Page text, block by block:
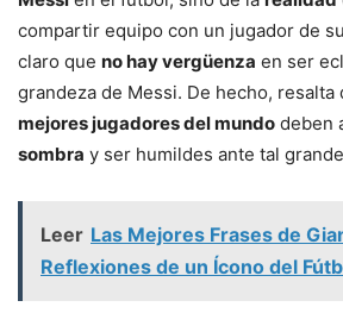
compartir equipo con un jugador de
claro que no hay vergüenza en ser
grandeza de Messi. De hecho, resalta
mejores jugadores del mundo deben
sombra y ser humildes ante tal
Leer Las Mejores Frases de
Reflexiones de un Ícono del